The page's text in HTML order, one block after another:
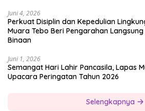
Juni 4, 2026
Perkuat Disiplin dan Kepedulian
Muara Tebo Beri Pengarahan
Binaan
Juni 1, 2026
Semangat Hari Lahir Pancasila, Lapas
Upacara Peringatan Tahun 2026
Selengkapnya